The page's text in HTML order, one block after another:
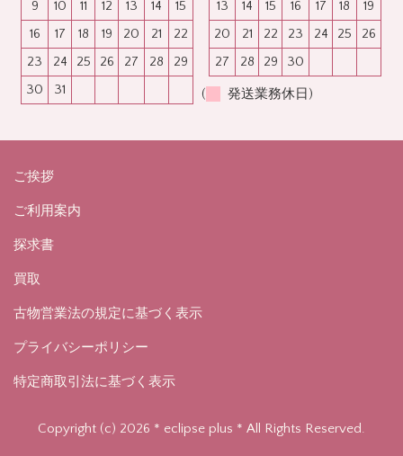
9
10 11 12 13 14
15
16
17 18 19 20 21
22
23
24 25 26 27 28
29
30
31
13
14 15 16 17 18
19
20
21 22 23 24 25
26
27
28 29 30
( 発送業務休日)
ご挨拶
ご利用案内
探求書
買取
古物営業法の規定に基づく表示
プライバシーポリシー
特定商取引法に基づく表示
Copyright (c) 2026 * eclipse plus * All Rights Reserved.